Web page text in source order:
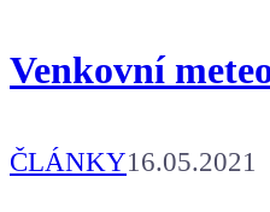
Kafe pro
Aby mohl napsat
Venkovní
ČLÁNKY16.05.2021